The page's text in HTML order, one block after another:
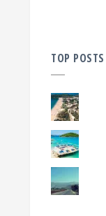
TOP POSTS